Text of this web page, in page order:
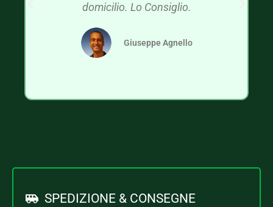
domicilio. Lo Consiglio.
Giuseppe Agnello
SPEDIZIONE & CONSEGNE